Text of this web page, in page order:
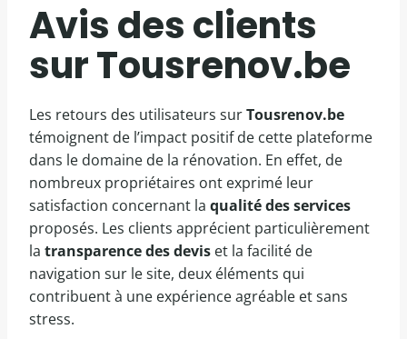
Avis des clients
sur Tousrenov.be
Les retours des utilisateurs surTousrenov.be
témoignent de l’impact positif de cette plateforme
dans le domaine de la rénovation. En effet, de
nombreux propriétaires ont exprimé leur
satisfaction concernant la qualité des services
proposés. Les clients apprécient particulièrement
la transparence des devis et la facilité de
navigation sur le site, deux éléments qui
contribuent à une expérience agréable et sans
stress.